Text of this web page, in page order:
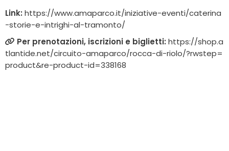
Link: https://www.amaparco.it/iniziative-eventi/caterina
-storie-e-intrighi-al-tramonto/
Per prenotazioni, iscrizioni e biglietti: https://shop.a
tlantide.net/circuito-amaparco/rocca-di-riolo/?rwstep=
product&re-product-id=338168